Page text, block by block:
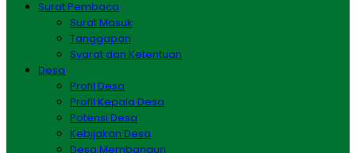
Surat Pembaca
Surat Masuk
Tanggapan
Syarat dan Ketentuan
Desa
Profil Desa
Profil Kepala Desa
Potensi Desa
Kebijakan Desa
Desa Membangun